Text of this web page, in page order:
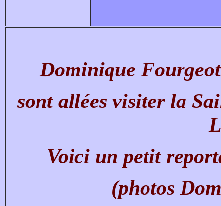
Dominique
sont allées visiter la
Voici un petit
(photos